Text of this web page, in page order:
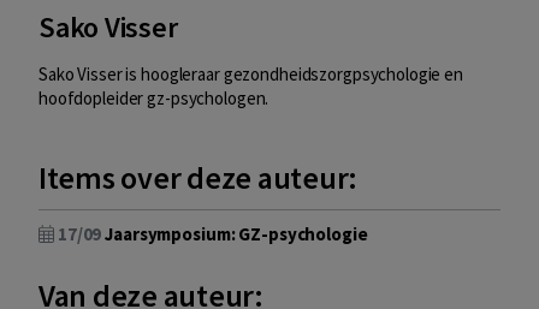
Sako Visser
Sako Visser is hoogleraar gezondheidszorgpsychologie en
hoofdopleider gz-psychologen.
Items over deze auteur:
17/09Jaarsymposium: GZ-psychologie
Van deze auteur: